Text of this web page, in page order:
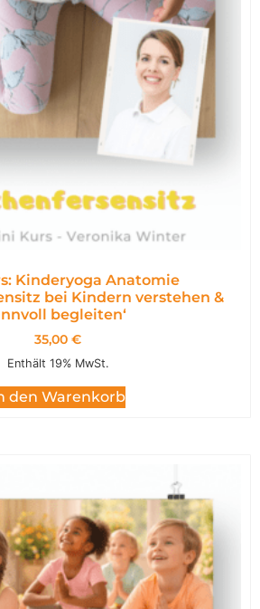
Kinderyoga Anatomie
bei Kindern verstehen &
begleiten‘
35,00 €
Enthält 19% MwSt.
den Warenkorb